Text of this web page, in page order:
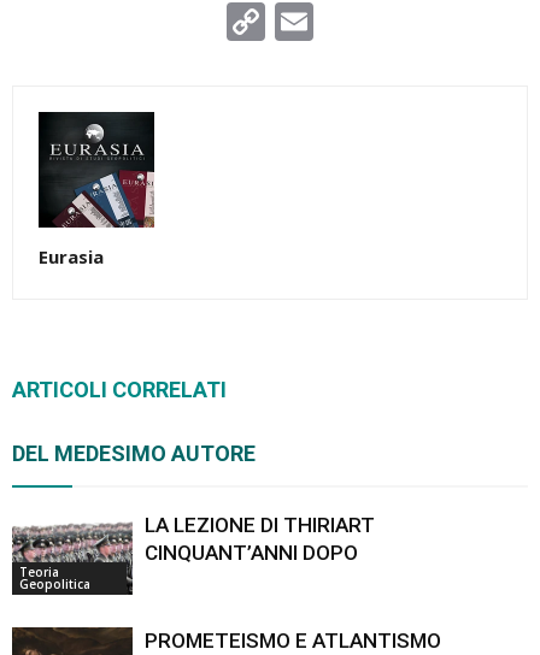
Copy
Eurasia
ARTICOLI CORRELATI
DEL MEDESIMO AUTORE
Teoria
Geopolitica
LA LEZIONE DI THIRIART
CINQUANT’ANNI DOPO
PROMETEISMO E ATLANTISMO